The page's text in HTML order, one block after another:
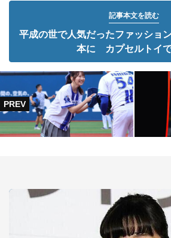
記事本文を読む
平成の世で人気だったファッショ
本に カプセルトイ